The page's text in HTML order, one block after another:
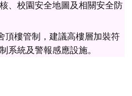
、校園安全地圖及相關安全防
頂樓管制，建議高樓層加裝符
系統及警報感應設施。